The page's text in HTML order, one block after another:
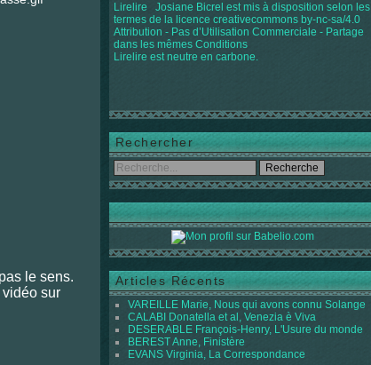
le sens.
vidéo sur
Lirelire Josiane Bicrel est mis à disposition selon les
termes de la licence creativecommons by-nc-sa/4.0
Attribution - Pas d’Utilisation Commerciale - Partage
dans les mêmes Conditions
Lirelire est neutre en carbone.
Rechercher
Articles Récents
VAREILLE Marie, Nous qui avons connu Solange
CALABI Donatella et al, Venezia è Viva
DESERABLE François-Henry, L'Usure du monde
BEREST Anne, Finistère
EVANS Virginia, La Correspondance